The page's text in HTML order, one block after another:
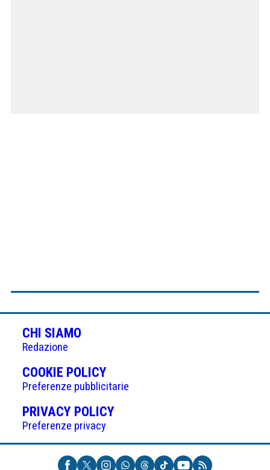
CHI SIAMO
Redazione
COOKIE POLICY(APRE
IN
UNA
NUOVA
Preferenze pubblicitarie
PRIVACY POLICY(APRE
UNA
NUOVA
Preferenze privacy